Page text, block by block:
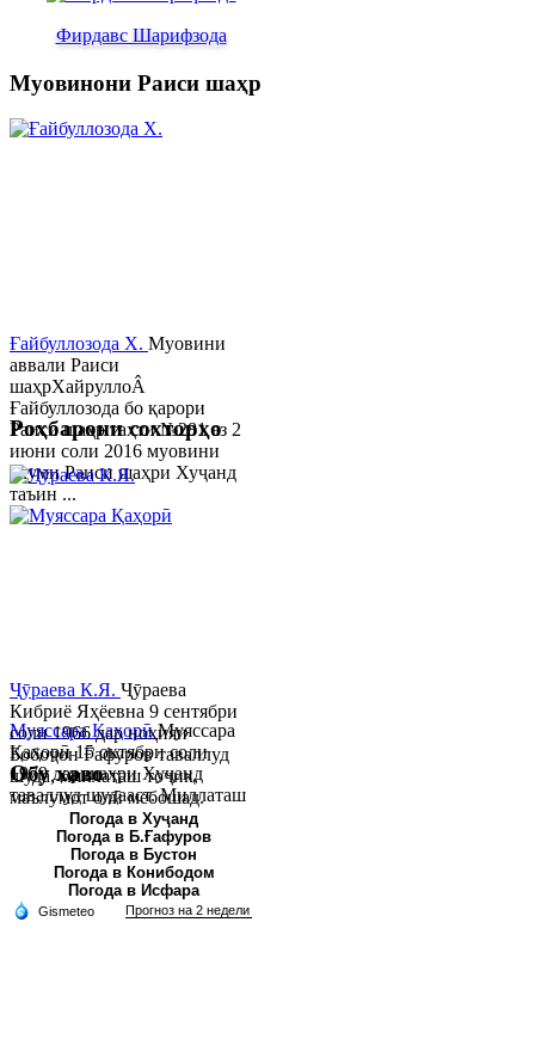
Фирдавс Шарифзода
Муовинони Раиси шаҳр
Ғайбуллозода Х. Муовини
аввали Раиси
шаҳрХайруллоÂ
Ғайбуллозода бо қарори
Раиси шаҳр таҳти №281 аз 2
июни соли 2016 муовини
якуми Раиси шаҳри Хуҷанд
таъин ...
Муяссара ҚаҳорӣМуяссара
Қаҳорӣ 15 октябри соли
1979 дар шаҳри Хуҷанд
таваллуд шудааст. Миллаташ
тоҷик. Маълумот олӣ. Соли
2002 Донишгоҳи давлатии
Хуҷанд ба...
Роҳбарони сохторҳо
Ҷӯраева К.Я. Ҷӯраева
Кибриё Яҳёевна 9 сентябри
соли 1966 дар ноҳияи
Бобоҷон Ғафуров таваллуд
шуда, миллаташ тоҷик,
маълумот олӣ мебошад.
Соли 1997 Донишг...
Обу хаво
Погода в Хуҷанд
Погода в Б.Ғафуров
Погода в Бустон
Погода в Конибодом
Погода в Исфара